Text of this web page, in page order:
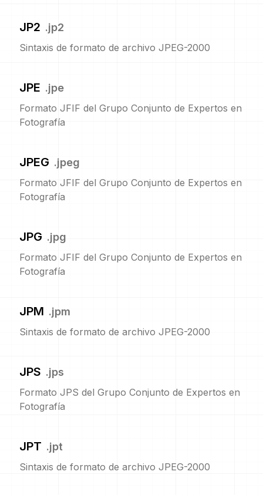
JP2 .jp2
Sintaxis de formato de archivo JPEG-2000
JPE .jpe
Formato JFIF del Grupo Conjunto de Expertos en
Fotografía
JPEG .jpeg
Formato JFIF del Grupo Conjunto de Expertos en
Fotografía
JPG .jpg
Formato JFIF del Grupo Conjunto de Expertos en
Fotografía
JPM .jpm
Sintaxis de formato de archivo JPEG-2000
JPS .jps
Formato JPS del Grupo Conjunto de Expertos en
Fotografía
JPT .jpt
Sintaxis de formato de archivo JPEG-2000